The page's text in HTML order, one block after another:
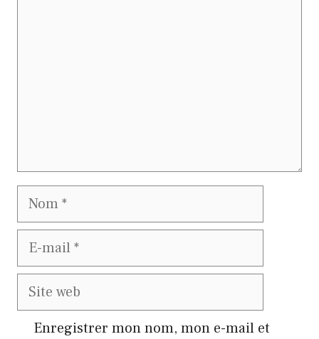
Nom
E-
Site
Enregistrer mon nom, mon e-mail et